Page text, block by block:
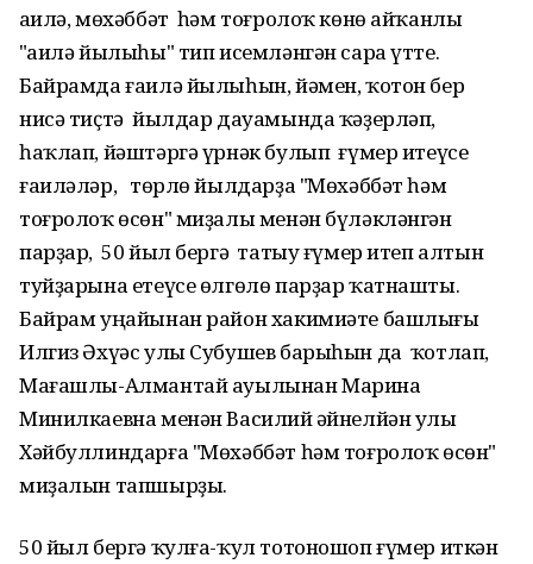
Ғаилә, мөхәббәт һәм тоғролоҡ көнө айҡанлы
"Ғаилә йылыһы" тип исемләнгән сара үтте.
Байрамда ғаилә йылыһын, йәмен, ҡотон бер
нисә тиҫтә йылдар дауамында ҡәҙерләп,
һаҡлап, йәштәргә үрнәк булып ғүмер итеүсе
ғаиләләр, төрлө йылдарҙа "Мөхәббәт һәм
тоғролоҡ өсөн" миҙалы менән бүләкләнгән
парҙар, 50 йыл бергә татыу ғүмер итеп алтын
туйҙарына етеүсе өлгөлө парҙар ҡатнашты.
Байрам уңайынан район хакимиәте башлығы
Илгиз Әхүәс улы Субушев барыһын да ҡотлап,
Мағашлы-Алмантай ауылынан Марина
Минилкаевна менән Василий Ғәйнелйән улы
Хәйбуллиндарға "Мөхәббәт һәм тоғролоҡ өсөн"
миҙалын тапшырҙы.
50 йыл бергә ҡулға-ҡул тотоношоп ғүмер иткән